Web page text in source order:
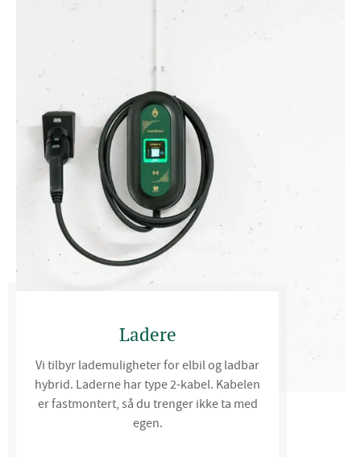
Ladere
Vi tilbyr lademuligheter for elbil og ladbar
hybrid. Laderne har type 2-kabel. Kabelen
er fastmontert, så du trenger ikke ta med
egen.